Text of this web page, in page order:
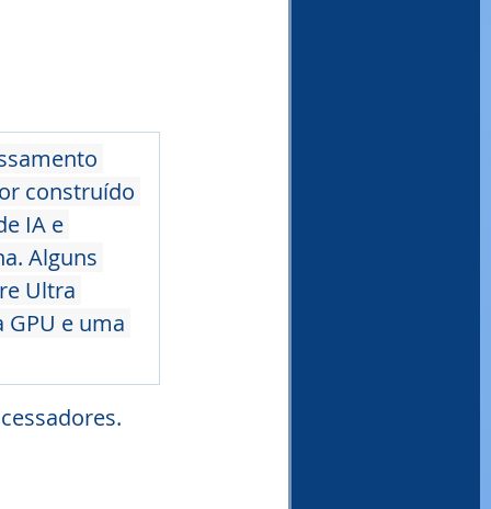
construído
IA e
Alguns
Ultra
e uma